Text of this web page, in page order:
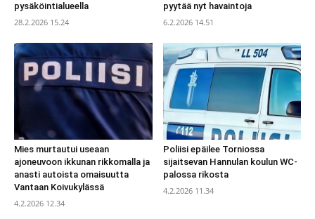
pysäköintialueella
28.2.2026 15.24
pyytää nyt havaintoja
6.2.2026 14.51
Mies murtautui useaan
ajoneuvoon ikkunan rikkomalla ja
anasti autoista omaisuutta
Vantaan Koivukylässä
4.2.2026 12.34
Poliisi epäilee Torniossa
sijaitsevan Hannulan koulun WC-
palossa rikosta
4.2.2026 11.34